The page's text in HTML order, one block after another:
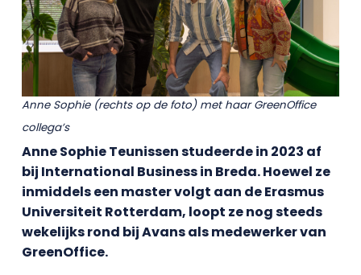
Anne Sophie (rechts op de foto) met haar GreenOffice
collega’s
Anne Sophie Teunissen studeerde in 2023 af
bij International Business in Breda. Hoewel ze
inmiddels een master volgt aan de Erasmus
Universiteit Rotterdam, loopt ze nog steeds
wekelijks rond bij Avans als medewerker van
GreenOffice.